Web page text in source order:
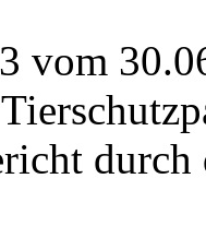
vom